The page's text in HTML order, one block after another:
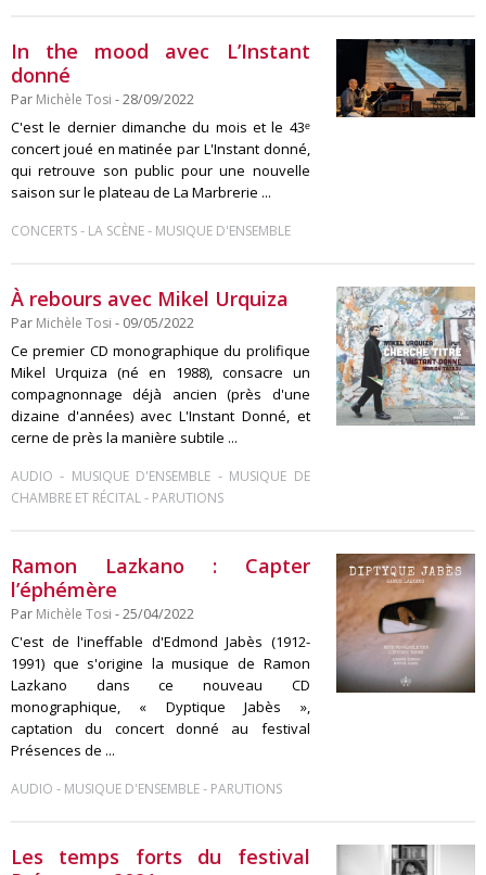
In the mood avec L’Instant
donné
Par Michèle Tosi - 28/09/2022
C'est le dernier dimanche du mois et le 43ᵉ
concert joué en matinée par L'Instant donné,
qui retrouve son public pour une nouvelle
saison sur le plateau de La Marbrerie ...
CONCERTS- LA SCÈNE- MUSIQUE D'ENSEMBLE
À rebours avec Mikel Urquiza
Par Michèle Tosi - 09/05/2022
Ce premier CD monographique du prolifique
Mikel Urquiza (né en 1988), consacre un
compagnonnage déjà ancien (près d'une
dizaine d'années) avec L'Instant Donné, et
cerne de près la manière subtile ...
AUDIO - MUSIQUE D'ENSEMBLE - MUSIQUE DE
CHAMBRE ET RÉCITAL- PARUTIONS
Ramon Lazkano : Capter
l’éphémère
Par Michèle Tosi - 25/04/2022
C'est de l'ineffable d'Edmond Jabès (1912-
1991) que s'origine la musique de Ramon
Lazkano dans ce nouveau CD
monographique, « Dyptique Jabès »,
captation du concert donné au festival
Présences de ...
AUDIO - MUSIQUE D'ENSEMBLE- PARUTIONS
Les temps forts du festival